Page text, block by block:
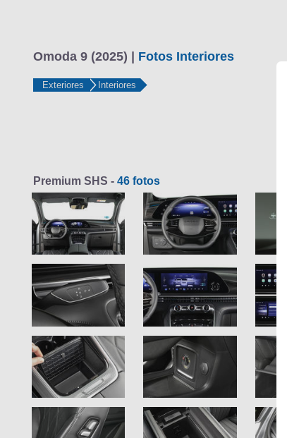
Omoda 9 (2025) | Fotos Interiores
Exteriores Interiores
Premium SHS - 46 fotos